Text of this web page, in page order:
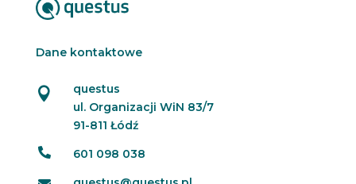
Dane kontaktowe

questus
ul. Organizacji WiN 83/7
91-811 Łódź
 601 098 038